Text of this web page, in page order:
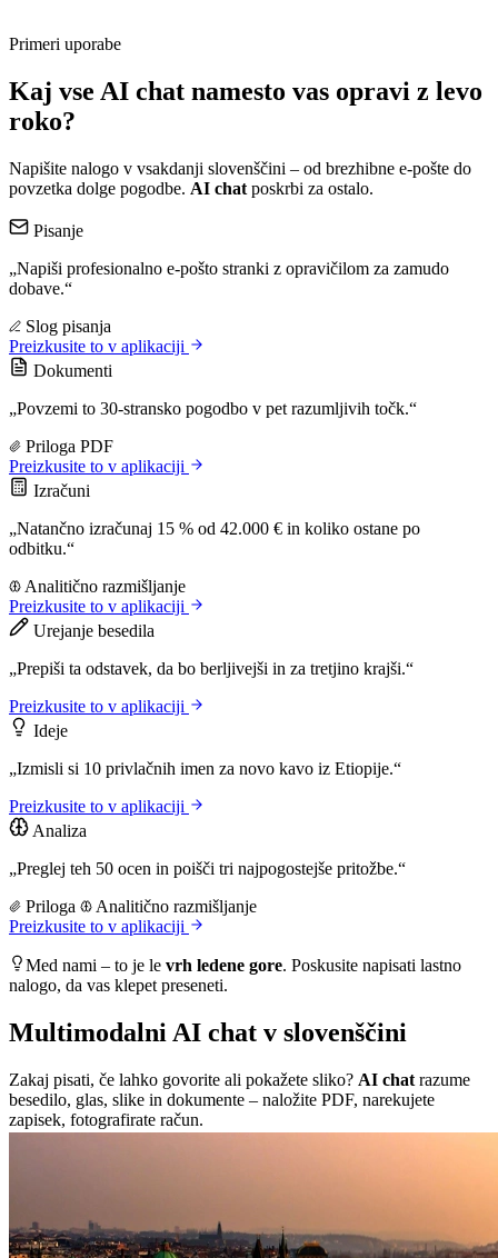
Primeri uporabe
Kaj vse AI chat namesto vas opravi z levo
roko?
Napišite nalogo v vsakdanji slovenščini – od brezhibne e-pošte do
povzetka dolge pogodbe. AI chat poskrbi za ostalo.
Pisanje
„Napiši profesionalno e-pošto stranki z opravičilom za zamudo
dobave.“
Slog pisanja
Preizkusite to v aplikaciji
Dokumenti
„Povzemi to 30-stransko pogodbo v pet razumljivih točk.“
Priloga PDF
Preizkusite to v aplikaciji
Izračuni
„Natančno izračunaj 15 % od 42.000 € in koliko ostane po
odbitku.“
Analitično razmišljanje
Preizkusite to v aplikaciji
Urejanje besedila
„Prepiši ta odstavek, da bo berljivejši in za tretjino krajši.“
Preizkusite to v aplikaciji
Ideje
„Izmisli si 10 privlačnih imen za novo kavo iz Etiopije.“
Preizkusite to v aplikaciji
Analiza
„Preglej teh 50 ocen in poišči tri najpogostejše pritožbe.“
Priloga
Analitično razmišljanje
Preizkusite to v aplikaciji
Med nami – to je le vrh ledene gore. Poskusite napisati lastno
nalogo, da vas klepet preseneti.
Multimodalni AI chat v slovenščini
Zakaj pisati, če lahko govorite ali pokažete sliko? AI chat razume
besedilo, glas, slike in dokumente – naložite PDF, narekujete
zapisek, fotografirate račun.